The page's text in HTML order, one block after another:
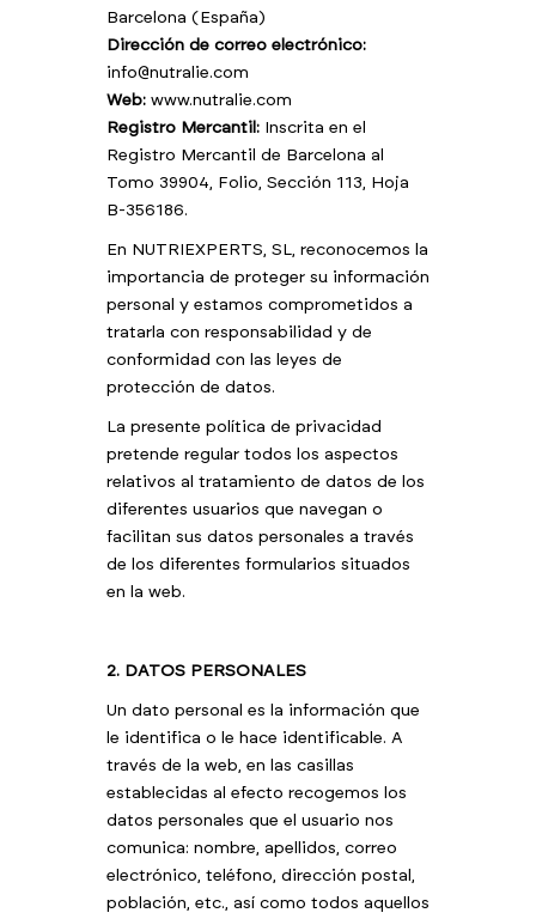
Barcelona (España)
Dirección de correo electrónico:
info@nutralie.com
Web: www.nutralie.com
Registro Mercantil: Inscrita en el
Registro Mercantil de Barcelona al
Tomo 39904, Folio, Sección 113, Hoja
B-356186.
En NUTRIEXPERTS, SL, reconocemos la
importancia de proteger su información
personal y estamos comprometidos a
tratarla con responsabilidad y de
conformidad con las leyes de
protección de datos.
La presente política de privacidad
pretende regular todos los aspectos
relativos al tratamiento de datos de los
diferentes usuarios que navegan o
facilitan sus datos personales a través
de los diferentes formularios situados
en la web.
2. DATOS PERSONALES
Un dato personal es la información que
le identifica o le hace identificable. A
través de la web, en las casillas
establecidas al efecto recogemos los
datos personales que el usuario nos
comunica: nombre, apellidos, correo
electrónico, teléfono, dirección postal,
población, etc., así como todos aquellos